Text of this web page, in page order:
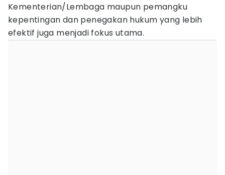
Kementerian/Lembaga maupun pemangku
kepentingan dan penegakan hukum yang lebih
efektif juga menjadi fokus utama.